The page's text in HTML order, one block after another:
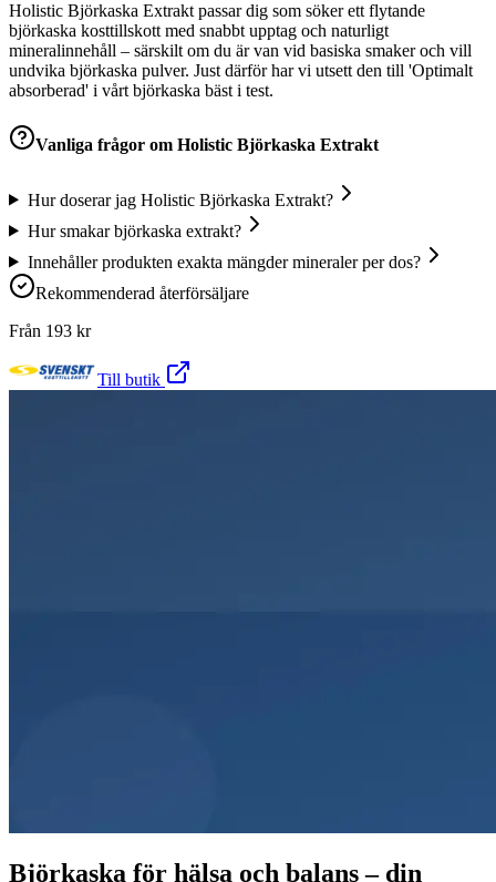
Holistic Björkaska Extrakt passar dig som söker ett flytande
björkaska kosttillskott med snabbt upptag och naturligt
mineralinnehåll – särskilt om du är van vid basiska smaker och vill
undvika björkaska pulver. Just därför har vi utsett den till 'Optimalt
absorberad' i vårt björkaska bäst i test.
Vanliga frågor om Holistic Björkaska Extrakt
Hur doserar jag Holistic Björkaska Extrakt?
Hur smakar björkaska extrakt?
Innehåller produkten exakta mängder mineraler per dos?
Rekommenderad återförsäljare
Från 193 kr
Till butik
Björkaska för hälsa och balans – din